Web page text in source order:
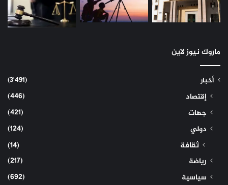
ماروك نيوز لاين
أخبار (3٬491)
إقتصاد
(446)
جهات
(421)
دولي
(124)
ثقافة (14)
رياضة
(217)
سياسية
(692)